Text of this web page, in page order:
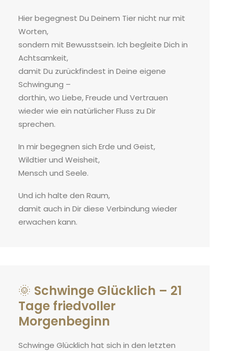
Hier begegnest Du Deinem Tier nicht nur mit
Worten,
sondern mit Bewusstsein. Ich begleite Dich in
Achtsamkeit,
damit Du zurückfindest in Deine eigene
Schwingung –
dorthin, wo Liebe, Freude und Vertrauen
wieder wie ein natürlicher Fluss zu Dir
sprechen.
In mir begegnen sich Erde und Geist,
Wildtier und Weisheit,
Mensch und Seele.
Und ich halte den Raum,
damit auch in Dir diese Verbindung wieder
erwachen kann.
🌞 Schwinge Glücklich – 21
Tage friedvoller
Morgenbeginn
Schwinge Glücklich hat sich in den letzten